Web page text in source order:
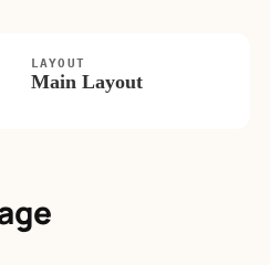
LAYOUT
Main Layout